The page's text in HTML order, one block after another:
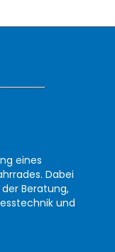
eines
Dabei
Beratung,
und